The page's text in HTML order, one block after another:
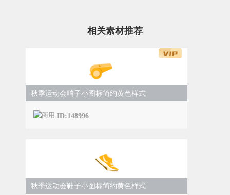
相关素材推荐
秋季运动会哨子小图标简约黄色样式
ID:148996
秋季运动会鞋子小图标简约黄色样式